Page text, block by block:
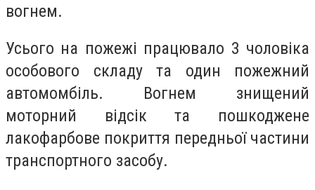
вогнем.
Усього на пожежі працювало 3 чоловіка
особового складу та один пожежний
автомомбіль. Вогнем знищений
моторний відсік та пошкоджене
лакофарбове покриття передньої частини
транспортного засобу.